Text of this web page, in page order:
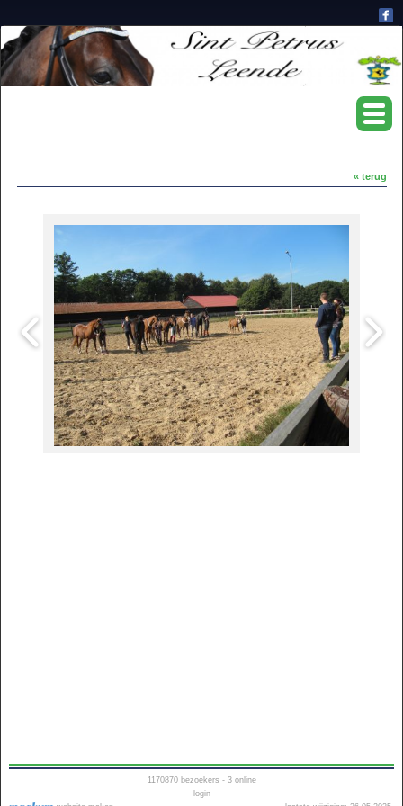
« terug
1170870bezoekers - 3 online
login